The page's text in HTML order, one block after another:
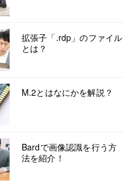
拡張子「.rdp」のファイル
とは？
M.2とはなにかを解説？
Bardで画像認識を行う方
法を紹介！